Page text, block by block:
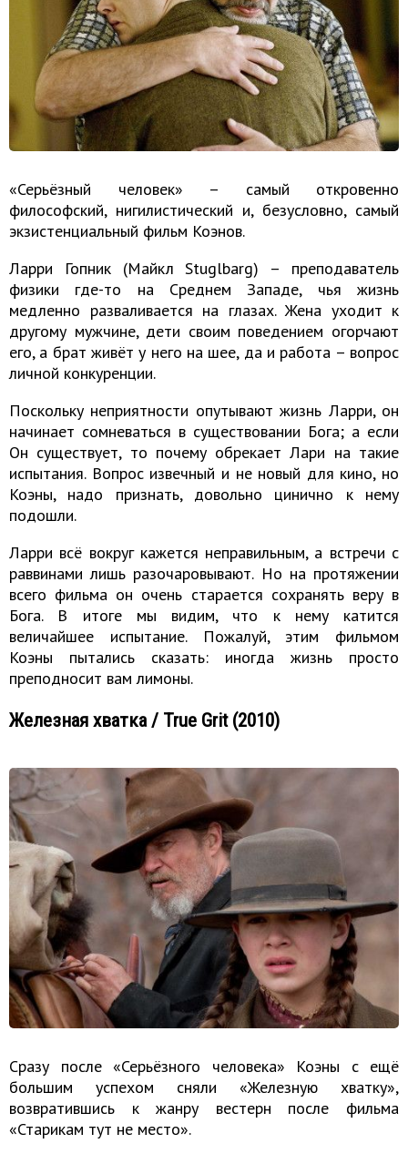
«Серьёзный человек» – самый откровенно
философский, нигилистический и, безусловно, самый
экзистенциальный фильм Коэнов.
Ларри Гопник (Майкл Stuglbarg) – преподаватель
физики где-то на Среднем Западе, чья жизнь
медленно разваливается на глазах. Жена уходит к
другому мужчине, дети своим поведением огорчают
его, а брат живёт у него на шее, да и работа – вопрос
личной конкуренции.
Поскольку неприятности опутывают жизнь Ларри, он
начинает сомневаться в существовании Бога; а если
Он существует, то почему обрекает Лари на такие
испытания. Вопрос извечный и не новый для кино, но
Коэны, надо признать, довольно цинично к нему
подошли.
Ларри всё вокруг кажется неправильным, а встречи с
раввинами лишь разочаровывают. Но на протяжении
всего фильма он очень старается сохранять веру в
Бога. В итоге мы видим, что к нему катится
величайшее испытание. Пожалуй, этим фильмом
Коэны пытались сказать: иногда жизнь просто
преподносит вам лимоны.
Железная хватка / True Grit (2010)
Сразу после «Серьёзного человека» Коэны с ещё
большим успехом сняли «Железную хватку»,
возвратившись к жанру вестерн после фильма
«Старикам тут не место».